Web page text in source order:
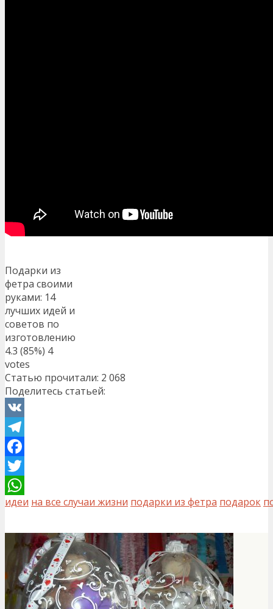
Подарки из
фетра своими
руками: 14
лучших идей и
советов по
изготовлению
4.3 (85%) 4
votes
Статью прочитали: 2 068
Поделитесь статьей:
VK
Telegram
Facebook
Twitter
WhatsApp
идеи на все случаи жизни подарки из фетра подарок